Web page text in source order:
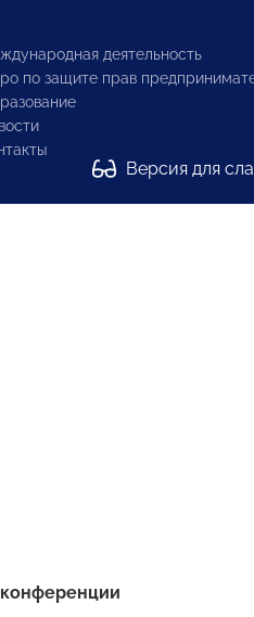
деятельность
по защите прав
Версия для